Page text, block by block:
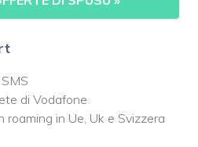
di Vodafone
roaming in Ue, Uk e Svizzera